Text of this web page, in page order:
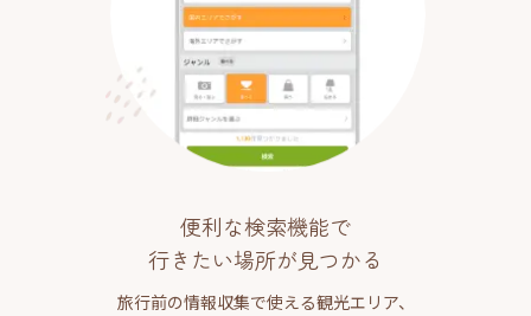
便利な検索機能で
行きたい場所が見つかる
旅行前の情報収集で使える観光エリア、